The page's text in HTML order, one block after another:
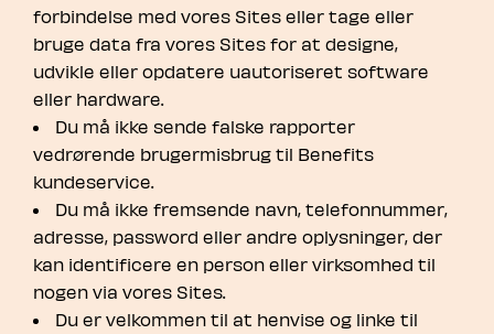
forbindelse med vores Sites eller tage eller
bruge data fra vores Sites for at designe,
udvikle eller opdatere uautoriseret software
eller hardware.
Du må ikke sende falske rapporter
vedrørende brugermisbrug til Benefits
kundeservice.
Du må ikke fremsende navn, telefonnummer,
adresse, password eller andre oplysninger, der
kan identificere en person eller virksomhed til
nogen via vores Sites.
Du er velkommen til at henvise og linke til